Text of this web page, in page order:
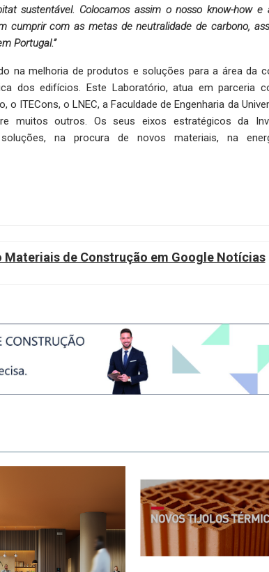
sustentável. Colocamos assim o nosso know-how e
cumprir com as metas de neutralidade de carbono,
Portugal.”
na melhoria de produtos e soluções para a área da
dos edifícios. Este Laboratório, atua em parceria
ITECons, o LNEC, a Faculdade de Engenharia da
muitos outros. Os seus eixos estratégicos da
soluções, na procura de novos materiais, na
Materiais de Construção em Google Notícias